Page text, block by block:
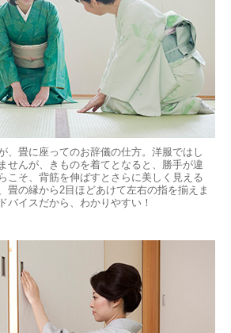
、畳に座ってのお辞儀の仕方。洋服ではし
せんが、きものを着てとなると、勝手が違
こそ、背筋を伸ばすとさらに美しく見える
畳の縁から2目ほどあけて左右の指を揃えま
バイスだから、わかりやすい！